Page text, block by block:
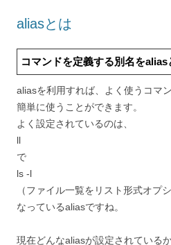
aliasとは
コマンドを定義する別名をalias
aliasを利用すれば、よく使うコマ
簡単に使うことができます。
よく設定されているのは、
ll
で
ls -l
（ファイル一覧をリスト形式オプ
なっているaliasですね。
現在どんなaliasが設定されている